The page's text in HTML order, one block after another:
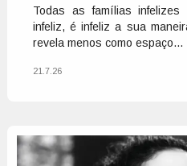
Todas as famílias
infeliz, é infeliz a sua
revela menos como espaço...
21.7.26